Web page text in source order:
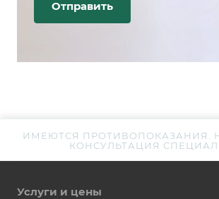
ИМЕЮТСЯ ПРОТИВОПОКАЗАНИЯ.
КОНСУЛЬТАЦИЯ
Услуги и цены